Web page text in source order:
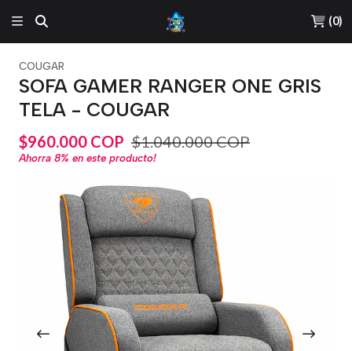
(0)
COUGAR
SOFA GAMER RANGER ONE GRIS
TELA - COUGAR
$960.000 COP $1.040.000 COP
Ahorra 8% en este producto!